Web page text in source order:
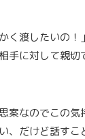
く渡したいの
手に対して親切
案なのでこの気
、だけど話すこ